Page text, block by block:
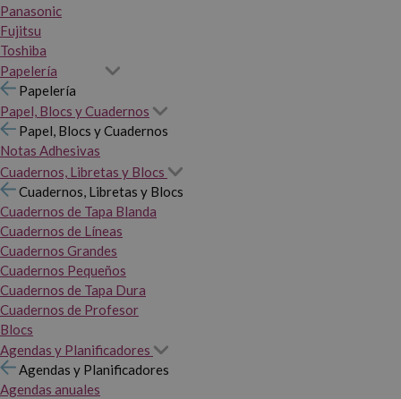
Panasonic
Fujitsu
Toshiba
Papelería
Papelería
Papel, Blocs y Cuadernos
Papel, Blocs y Cuadernos
Notas Adhesivas
Cuadernos, Libretas y Blocs
Cuadernos, Libretas y Blocs
Cuadernos de Tapa Blanda
Cuadernos de Líneas
Cuadernos Grandes
Cuadernos Pequeños
Cuadernos de Tapa Dura
Cuadernos de Profesor
Blocs
Agendas y Planificadores
Agendas y Planificadores
Agendas anuales